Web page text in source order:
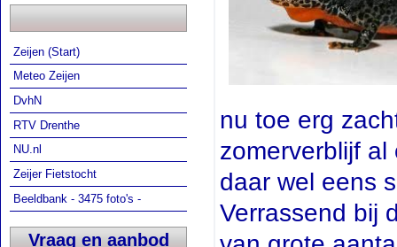
Zeijen (Start)
Meteo Zeijen
DvhN
RTV Drenthe
NU.nl
Zeijer Fietstocht
Beeldbank - 3475 foto's -
Vraag en aanbod
nu toe erg
zomerverblijf
daar wel eens
Verrassend bij